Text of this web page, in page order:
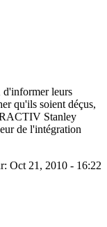
d'informer leurs
qu'ils soient déçus,
Stanley
de l'intégration
Oct 21, 2010 - 16:22